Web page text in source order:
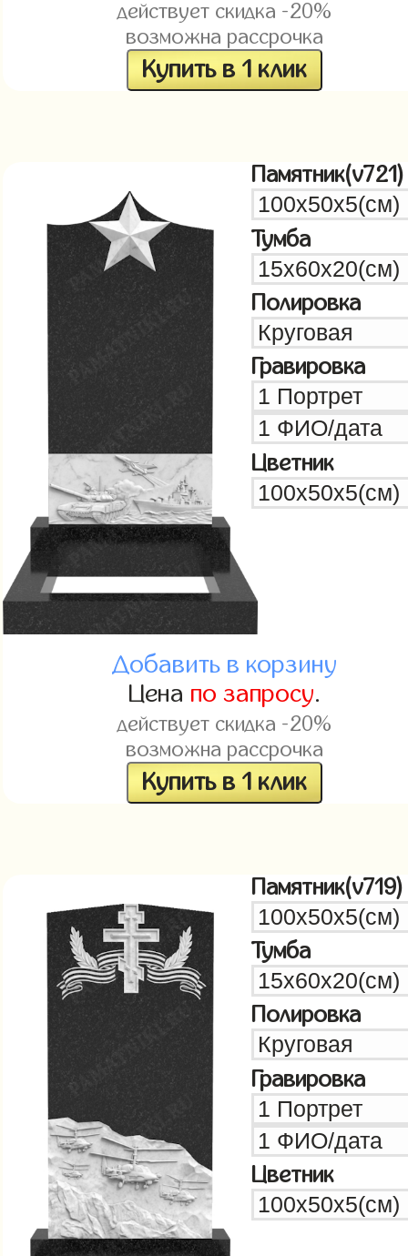
действует скидка -20%
возможна рассрочка
Купить в 1 клик
Памятник(v721)
Тумба
Полировка
Гравировка
Цветник
Добавить в корзину
Цена по запросу.
действует скидка -20%
возможна рассрочка
Купить в 1 клик
Памятник(v719)
Тумба
Полировка
Гравировка
Цветник